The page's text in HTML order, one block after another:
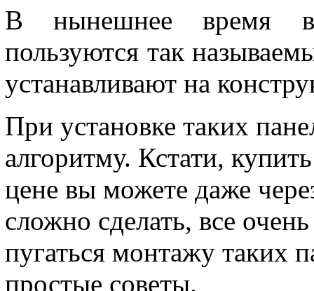
В нынешнее время
пользуются так
устанавливают на
При установке таких
алгоритму. Кстати,
цене вы можете даже
сложно сделать, все
пугаться монтажу таких
простые советы.